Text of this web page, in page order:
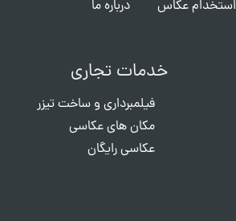
استخدام عکاس
درباره ما
خدمات تجاری
فیلمبرداری و ساخت تیزر
مکان های عکاسی
عکاسی رایگان